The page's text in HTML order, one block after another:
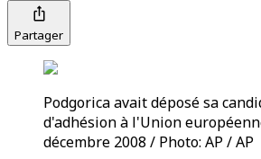
Partager
Podgorica avait déposé sa
d'adhésion à l'Union
décembre 2008 / Photo: AP / AP